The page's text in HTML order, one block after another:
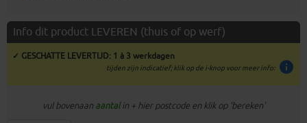
Info dit product LEVEREN (thuis of op werf)
✓ GESCHATTE LEVERTIJD: 1 à 3 werkdagen
info
tijden zijn indicatief; klik op de i-knop voor meer info:
vul bovenaan aantalin + hier postcode en klik op 'bereken'